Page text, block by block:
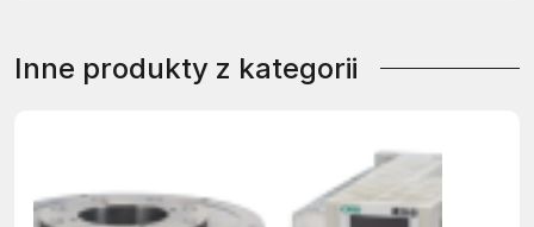
Inne produkty z kategorii